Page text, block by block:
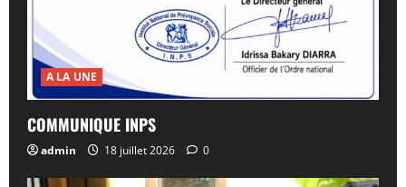
A LA UNE
COMMUNIQUE INPS
admin 18 juillet 2026 0